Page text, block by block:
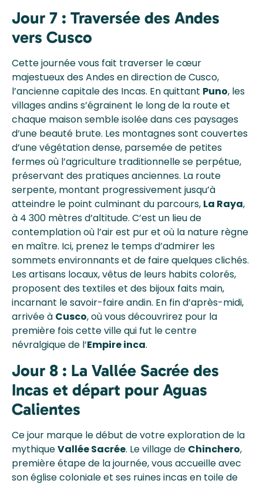
Jour 7 : Traversée des Andes
vers Cusco
Cette journée vous fait traverser le cœur
majestueux des Andes en direction de Cusco,
l’ancienne capitale des Incas. En quittant Puno, les
villages andins s’égrainent le long de la route et
chaque maison semble isolée dans ces paysages
d’une beauté brute. Les montagnes sont couvertes
d’une végétation dense, parsemée de petites
fermes où l’agriculture traditionnelle se perpétue,
préservant des pratiques anciennes. La route
serpente, montant progressivement jusqu’à
atteindre le point culminant du parcours, La Raya,
à 4 300 mètres d’altitude. C’est un lieu de
contemplation où l’air est pur et où la nature règne
en maître. Ici, prenez le temps d’admirer les
sommets environnants et de faire quelques clichés.
Les artisans locaux, vêtus de leurs habits colorés,
proposent des textiles et des bijoux faits main,
incarnant le savoir-faire andin. En fin d’après-midi,
arrivée à Cusco, où vous découvrirez pour la
première fois cette ville qui fut le centre
névralgique de l’Empire inca.
Jour 8 : La Vallée Sacrée des
Incas et départ pour Aguas
Calientes
Ce jour marque le début de votre exploration de la
mythiqueVallée Sacrée. Le village de Chinchero,
première étape de la journée, vous accueille avec
son église coloniale et ses ruines incas en toile de